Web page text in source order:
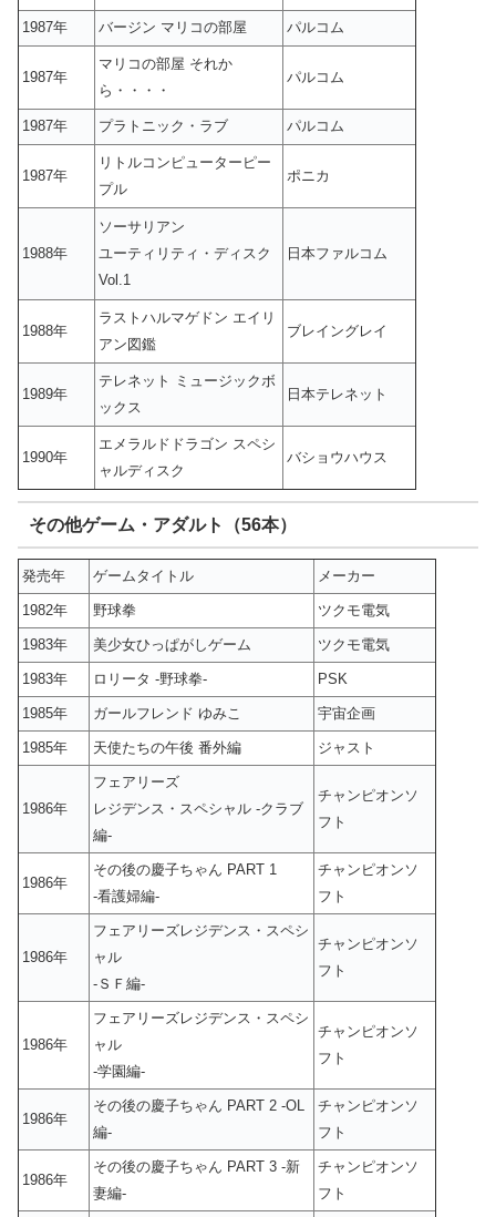
1987年 バージン マリコの部屋 パルコム
1987年
マリコの部屋 それか
ら・・・・
パルコム
1987年 プラトニック・ラブ パルコム
1987年
リトルコンピューターピー
プル
ポニカ
1988年
ソーサリアン
ユーティリティ・ディスク
Vol.1
日本ファルコム
1988年
ラストハルマゲドン エイリ
アン図鑑
ブレイングレイ
1989年
テレネット ミュージックボ
ックス
日本テレネット
1990年
エメラルドドラゴン スペシ
ャルディスク
バショウハウス
その他ゲーム・アダルト（56本）
発売年 ゲームタイトル メーカー
1982年 野球拳 ツクモ電気
1983年 美少女ひっぱがしゲーム ツクモ電気
1983年 ロリータ -野球拳- PSK
1985年 ガールフレンド ゆみこ 宇宙企画
1985年 天使たちの午後 番外編 ジャスト
1986年
フェアリーズ
レジデンス・スペシャル -クラブ
編-
チャンピオンソ
フト
1986年
その後の慶子ちゃん PART 1
-看護婦編-
チャンピオンソ
フト
1986年
フェアリーズレジデンス・スペシ
ャル
-ＳＦ編-
チャンピオンソ
フト
1986年
フェアリーズレジデンス・スペシ
ャル
-学園編-
チャンピオンソ
フト
1986年
その後の慶子ちゃん PART 2 -OL
編-
チャンピオンソ
フト
1986年
その後の慶子ちゃん PART 3 -新
妻編-
チャンピオンソ
フト